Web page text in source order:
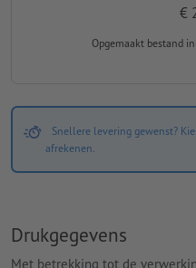
€
Opgemaakt bestand
Snellere levering gewenst?
afrekenen.
Drukgegevens
Met betrekking tot de